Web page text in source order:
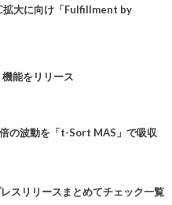
拡大に向け「Fulfillment by
能をリリース
の波動を「t-Sort MAS」で吸収
スリリースまとめてチェック一覧